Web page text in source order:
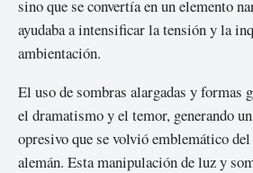
sino que se convertía en un elemento
ayudaba a intensificar la tensión y la
ambientación.
El uso de sombras alargadas y formas
el dramatismo y el temor, generando
opresivo que se volvió emblemático
alemán. Esta manipulación de luz y